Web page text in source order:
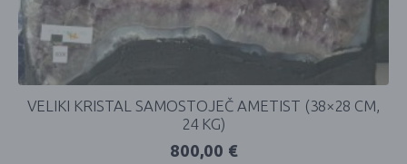
VELIKI KRISTAL SAMOSTOJEČ AMETIST (38×28 CM,
24 KG)
800,00 €